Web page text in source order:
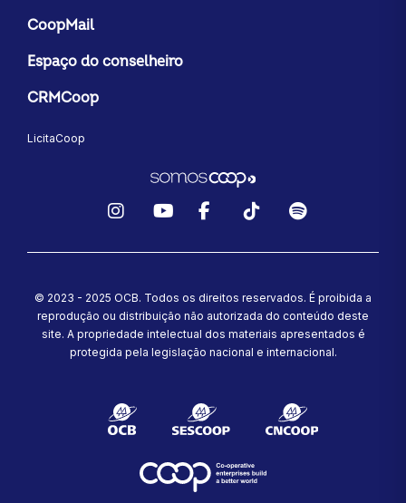
CoopMail
Espaço do conselheiro
CRMCoop
LicitaCoop
© 2023 - 2025 OCB. Todos os direitos reservados. É proibida a
reprodução ou distribuição não autorizada do conteúdo deste
site. A propriedade intelectual dos materiais apresentados é
protegida pela legislação nacional e internacional.